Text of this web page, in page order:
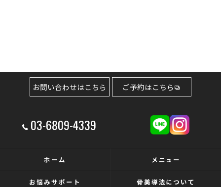
03-6809-4339
お問い合わせはこちら ご予約はこちら
ホーム メニュー
お悩みサポート 骨美導法について